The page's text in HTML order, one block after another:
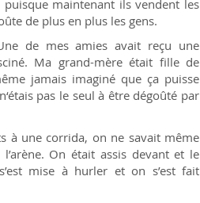
puisque maintenant ils vendent les
de plus en plus les gens.
de mes amies avait reçu une
Ma grand-mère était fille de
jamais imaginé que ça puisse
pas le seul à être dégoûté par
à une corrida, on ne savait même
On était assis devant et le
mise à hurler et on s’est fait